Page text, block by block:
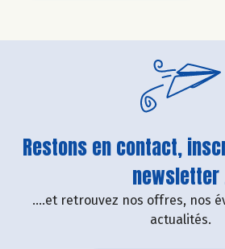
Restons en contact,
newsletter
....et retrouvez nos offres, nos
actualités.